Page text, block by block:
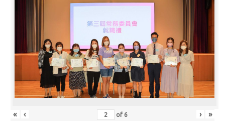
« ‹ of 6 › »